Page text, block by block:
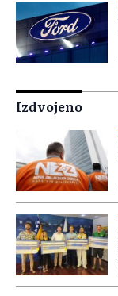
Izdvojeno